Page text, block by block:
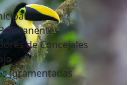
de Concejales
Juramentadas